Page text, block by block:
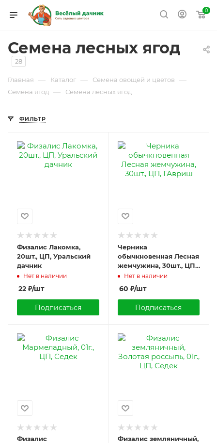
0
Семена лесных ягод
28
Главная — Каталог — Семена овощей и цветов —
Семена ягод — Семена лесных ягод
ФИЛЬТР
Физалис Лакомка,
20шт., ЦП, Уральский
дачник
Нет в наличии
22 ₽/шт
Подписаться
Черника
обычкновенная Лесная
жемчужина, 30шт., ЦП,
ГАвриш
Нет в наличии
60 ₽/шт
Подписаться
Физалис
Физалис земляничный,